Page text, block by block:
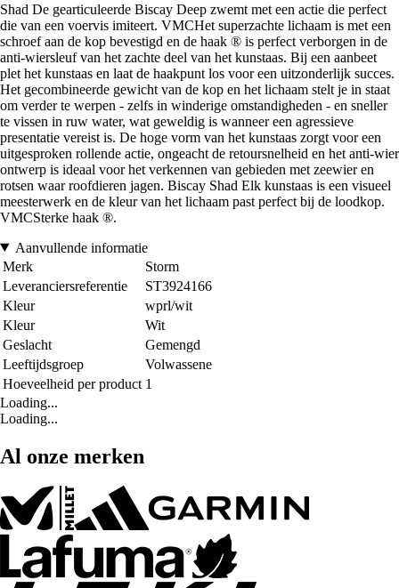
Shad De gearticuleerde Biscay Deep zwemt met een actie die perfect
die van een voervis imiteert. VMCHet superzachte lichaam is met een
schroef aan de kop bevestigd en de haak ® is perfect verborgen in de
anti-wiersleuf van het zachte deel van het kunstaas. Bij een aanbeet
plet het kunstaas en laat de haakpunt los voor een uitzonderlijk succes.
Het gecombineerde gewicht van de kop en het lichaam stelt je in staat
om verder te werpen - zelfs in winderige omstandigheden - en sneller
te vissen in ruw water, wat geweldig is wanneer een agressieve
presentatie vereist is. De hoge vorm van het kunstaas zorgt voor een
uitgesproken rollende actie, ongeacht de retoursnelheid en het anti-wier
ontwerp is ideaal voor het verkennen van gebieden met zeewier en
rotsen waar roofdieren jagen. Biscay Shad Elk kunstaas is een visueel
meesterwerk en de kleur van het lichaam past perfect bij de loodkop.
VMCSterke haak ®.
Aanvullende informatie
Merk
Storm
Leveranciersreferentie
ST3924166
Kleur
wprl/wit
Kleur
Wit
Geslacht
Gemengd
Leeftijdsgroep
Volwassene
Hoeveelheid per product 1
Loading...
Loading...
Al onze merken